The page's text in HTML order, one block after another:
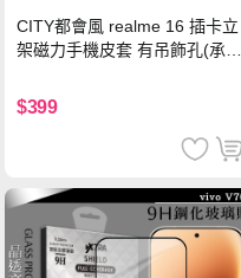
CITY都會風 realme 16 插卡立
架磁力手機皮套 有吊飾孔(承諾
$399